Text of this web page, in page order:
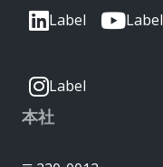
Label Label
Label
本社